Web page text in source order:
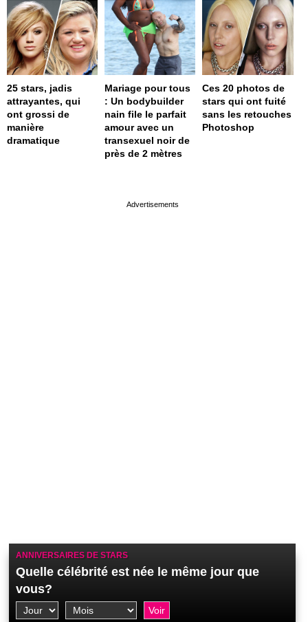
25 stars, jadis
attrayantes, qui
ont grossi de
manière
dramatique
Mariage pour tous
: Un bodybuilder
nain file le parfait
amour avec un
transexuel noir de
près de 2 mètres
Ces 20 photos de
stars qui ont fuité
sans les retouches
Photoshop
ANNIVERSAIRES DE STARS
Quelle célébrité est née le même jour que
vous?